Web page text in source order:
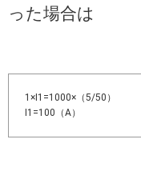
った場合は
1×I1=1000×（5/50）
I1=100（A）